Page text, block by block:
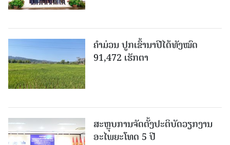
ຄໍາມ່ວນ ປູກເຂົ້ານາປີໄດ້ທັງໝົດ
91,472 ເຮັກຕາ
ສະຫຼຸບການຈັດຕັ້ງປະຕິບັດວຽກງານ
ອະໄພຍະໂທດ 5 ປີ